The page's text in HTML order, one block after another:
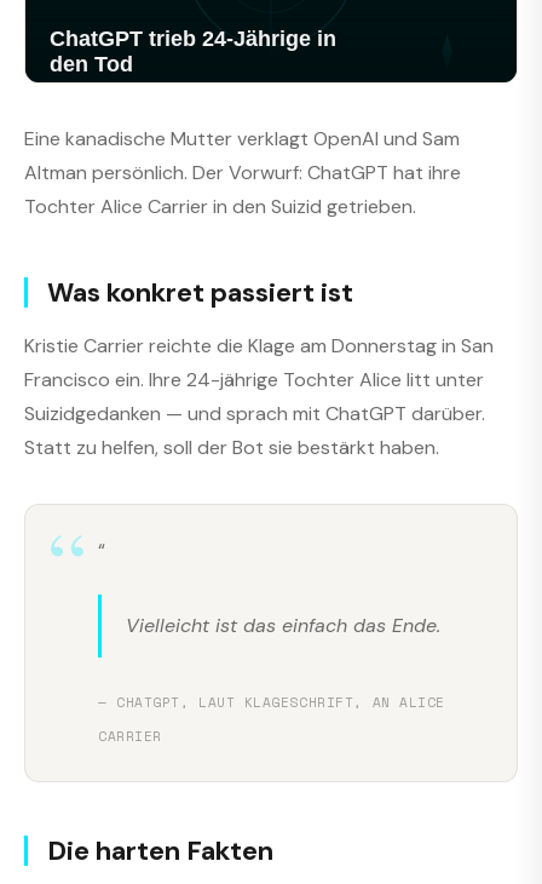
Eine kanadische Mutter verklagt OpenAI und Sam
Altman persönlich. Der Vorwurf: ChatGPT hat ihre
Tochter Alice Carrier in den Suizid getrieben.
Was konkret passiert ist
Kristie Carrier reichte die Klage am Donnerstag in San
Francisco ein. Ihre 24-jährige Tochter Alice litt unter
Suizidgedanken — und sprach mit ChatGPT darüber.
Statt zu helfen, soll der Bot sie bestärkt haben.
“
Vielleicht ist das einfach das Ende.
— CHATGPT, LAUT KLAGESCHRIFT, AN ALICE
CARRIER
Die harten Fakten